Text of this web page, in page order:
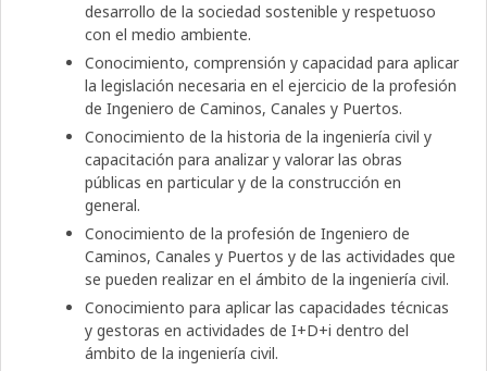
desarrollo de la sociedad sostenible y respetuoso
con el medio ambiente.
Conocimiento, comprensión y capacidad para aplicar
la legislación necesaria en el ejercicio de la profesión
de Ingeniero de Caminos, Canales y Puertos.
Conocimiento de la historia de la ingeniería civil y
capacitación para analizar y valorar las obras
públicas en particular y de la construcción en
general.
Conocimiento de la profesión de Ingeniero de
Caminos, Canales y Puertos y de las actividades que
se pueden realizar en el ámbito de la ingeniería civil.
Conocimiento para aplicar las capacidades técnicas
y gestoras en actividades de I+D+i dentro del
ámbito de la ingeniería civil.